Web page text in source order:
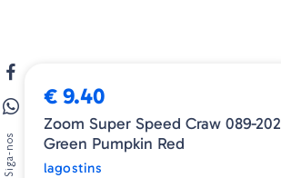
€ 9.40
Zoom Super Speed Craw 089-202
Green Pumpkin Red
lagostins
Siga-nos